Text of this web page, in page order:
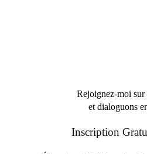
Rejoignez-moi sur
et dialoguons
Inscription